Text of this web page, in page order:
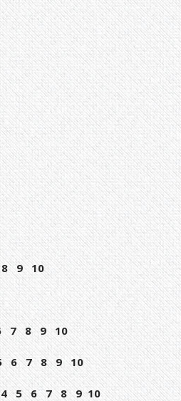
8 9 10
6 7 8 9 10
5 6 7 8 9 10
3 4 5 6 7 8 9 10